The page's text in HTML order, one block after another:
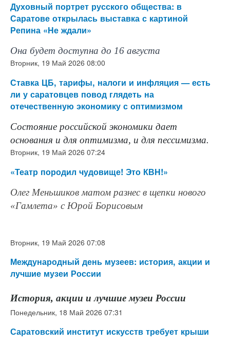
Духовный портрет русского общества: в
Саратове открылась выставка с картиной
Репина «Не ждали»
Она будет доступна до 16 августа
Вторник, 19 Май 2026 08:00
Ставка ЦБ, тарифы, налоги и инфляция — есть
ли у саратовцев повод глядеть на
отечественную экономику с оптимизмом
Состояние российской экономики дает
основания и для оптимизма, и для пессимизма.
Вторник, 19 Май 2026 07:24
«Театр породил чудовище! Это КВН!»
Олег Меньшиков матом разнес в щепки нового
«Гамлета» с Юрой Борисовым
Вторник, 19 Май 2026 07:08
Международный день музеев: история, акции и
лучшие музеи России
История, акции и лучшие музеи России
Понедельник, 18 Май 2026 07:31
Саратовский институт искусств требует крыши